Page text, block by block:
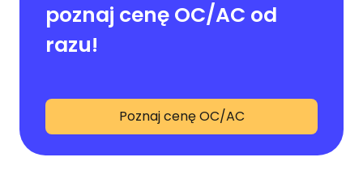
poznaj cenę OC/AC od
razu!
Poznaj cenę OC/AC